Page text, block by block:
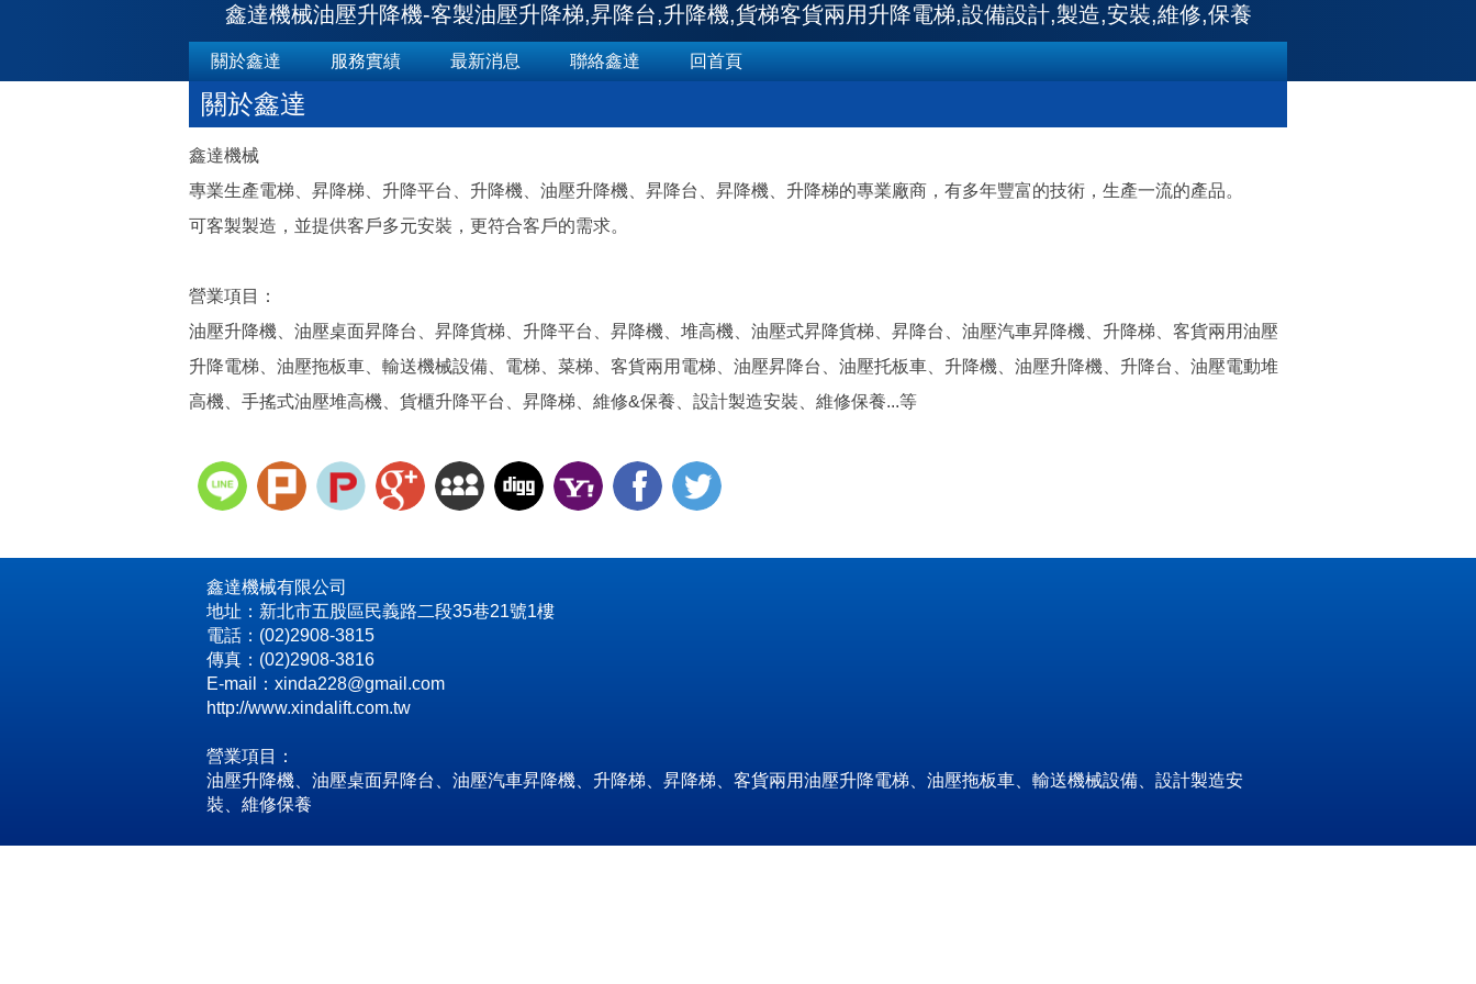
鑫達機械油壓升降機-客製油壓升降梯,昇降台,升降機,貨梯客貨兩用升降電梯,設備設計,製造,安裝,維修,保養
關於鑫達 服務實績 最新消息 聯絡鑫達 回首頁
關於鑫達
鑫達機械
專業生產電梯、昇降梯、升降平台、升降機、油壓升降機、昇降台、昇降機、升降梯的專業廠商，有多年豐富的技術，生產一流的產品。
可客製製造，並提供客戶多元安裝，更符合客戶的需求。
營業項目：
油壓升降機、油壓桌面昇降台、昇降貨梯、升降平台、昇降機、堆高機、油壓式昇降貨梯、昇降台、油壓汽車昇降機、升降梯、客貨兩用油壓
升降電梯、油壓拖板車、輸送機械設備、電梯、菜梯、客貨兩用電梯、油壓昇降台、油壓托板車、升降機、油壓升降機、升降台、油壓電動堆
高機、手搖式油壓堆高機、貨櫃升降平台、昇降梯、維修&保養、設計製造安裝、維修保養...等
鑫達機械有限公司
地址：新北市五股區民義路二段35巷21號1樓
電話：(02)2908-3815
傳真：(02)2908-3816
E-mail：xinda228@gmail.com
http://www.xindalift.com.tw
營業項目：
油壓升降機、油壓桌面昇降台、油壓汽車昇降機、升降梯、昇降梯、客貨兩用油壓升降電梯、油壓拖板車、輸送機械設備、設計製造安
裝、維修保養